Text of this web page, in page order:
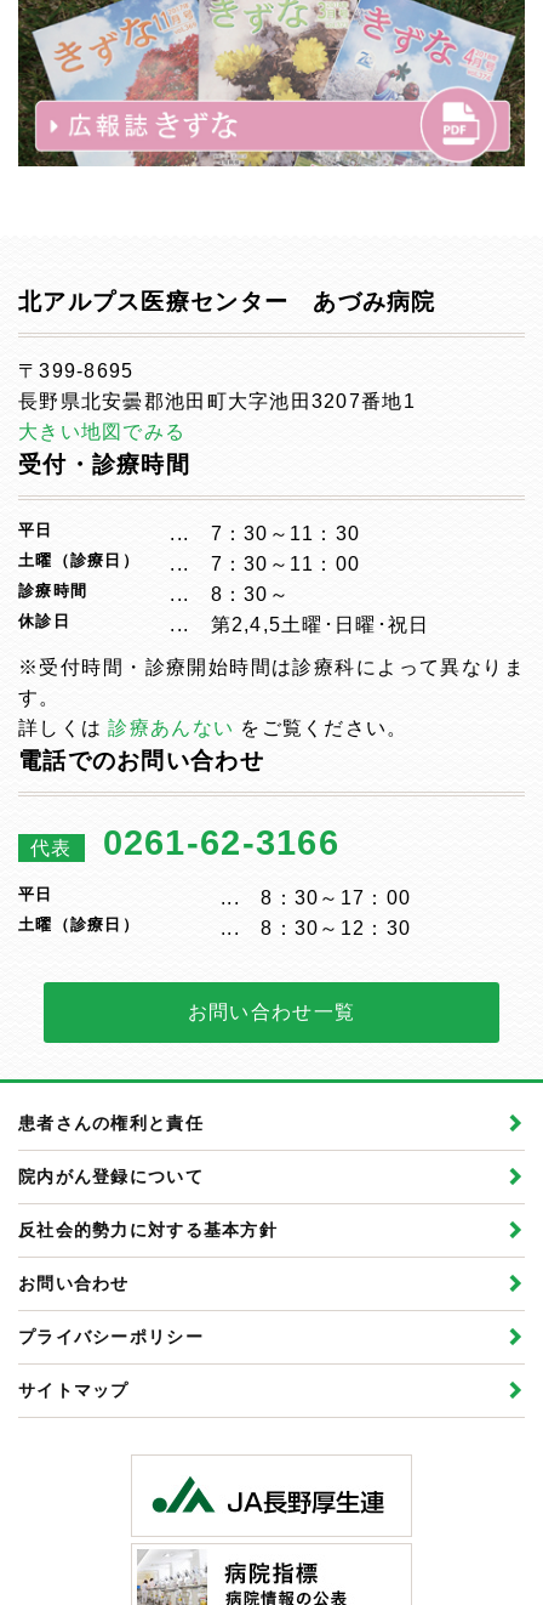
北アルプス医療センター あづみ病院
〒399-8695
長野県北安曇郡池田町大字池田3207番地1
大きい地図でみる
受付・診療時間
平日 7：30～11：30
土曜（診療日） 7：30～11：00
診療時間 8：30～
休診日 第2,4,5土曜･日曜･祝日
※受付時間・診療開始時間は診療科によって異なりま
す。
詳しくは診療あんない をご覧ください。
電話でのお問い合わせ
代表 0261-62-3166
平日 8：30～17：00
土曜（診療日） 8：30～12：30
お問い合わせ一覧
患者さんの権利と責任
院内がん登録について
反社会的勢力に対する基本方針
お問い合わせ
プライバシーポリシー
サイトマップ